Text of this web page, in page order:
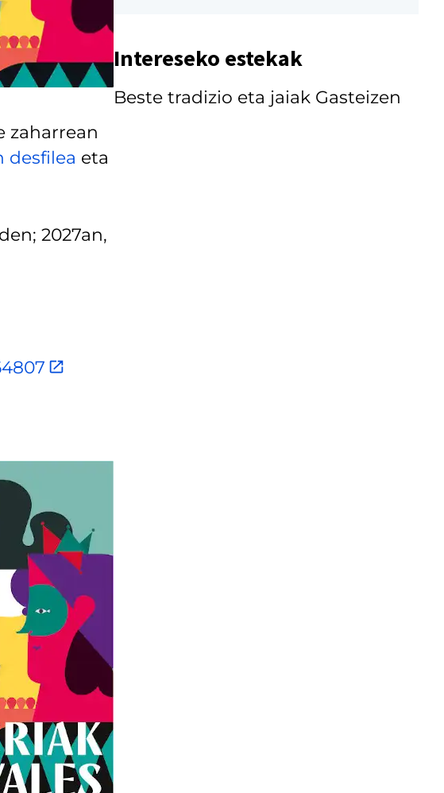
zaharrean
desfilea eta
2027an,
Intereseko estekak
Beste tradizio eta jaiak Gasteizen